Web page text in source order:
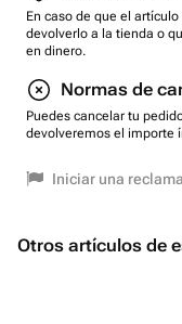
En caso de que el
devolverlo a la tienda o
en dinero.
Normas de
Puedes cancelar tu
devolveremos el importe
Iniciar una
Otros artículos de